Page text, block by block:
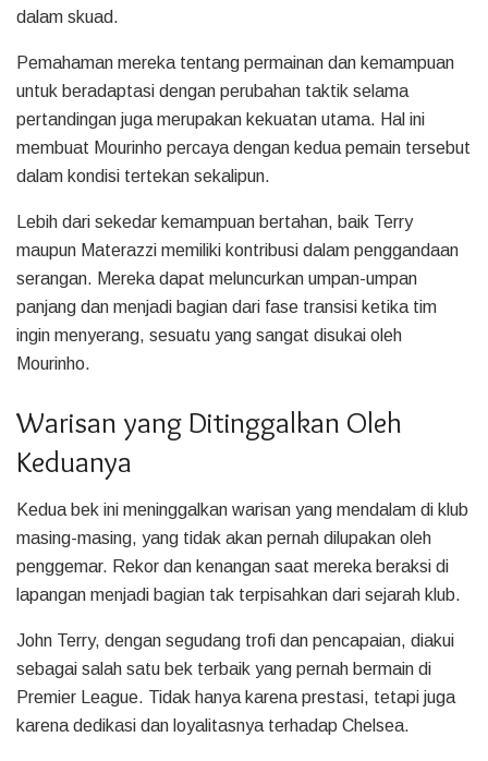
dalam skuad.
Pemahaman mereka tentang permainan dan kemampuan
untuk beradaptasi dengan perubahan taktik selama
pertandingan juga merupakan kekuatan utama. Hal ini
membuat Mourinho percaya dengan kedua pemain tersebut
dalam kondisi tertekan sekalipun.
Lebih dari sekedar kemampuan bertahan, baik Terry
maupun Materazzi memiliki kontribusi dalam penggandaan
serangan. Mereka dapat meluncurkan umpan-umpan
panjang dan menjadi bagian dari fase transisi ketika tim
ingin menyerang, sesuatu yang sangat disukai oleh
Mourinho.
Warisan yang Ditinggalkan Oleh
Keduanya
Kedua bek ini meninggalkan warisan yang mendalam di klub
masing-masing, yang tidak akan pernah dilupakan oleh
penggemar. Rekor dan kenangan saat mereka beraksi di
lapangan menjadi bagian tak terpisahkan dari sejarah klub.
John Terry, dengan segudang trofi dan pencapaian, diakui
sebagai salah satu bek terbaik yang pernah bermain di
Premier League. Tidak hanya karena prestasi, tetapi juga
karena dedikasi dan loyalitasnya terhadap Chelsea.